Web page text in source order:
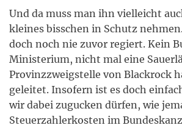
Und da muss man ihn vielleicht
kleines bisschen in Schutz
doch noch nie zuvor regiert. Kein
Ministerium, nicht mal eine
Provinzzweigstelle von Blackrock
geleitet. Insofern ist es doch
wir dabei zugucken dürfen, wie
Steuerzahlerkosten im